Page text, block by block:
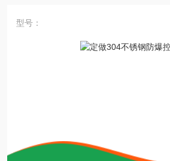
型号：